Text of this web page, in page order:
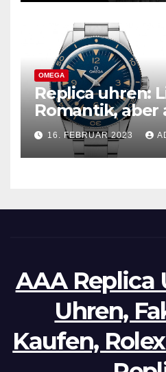
OMEGA
Replica uhren:
Romantik, aber
praktisch,
täglichen
16. FEBRUAR 2023
AAA Replica
Uhren,
Kaufen,